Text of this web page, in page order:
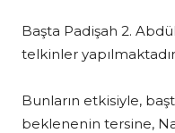
Başta Padişah 2.
telkinler
Bunların etkisiyle,
beklenenin tersine,